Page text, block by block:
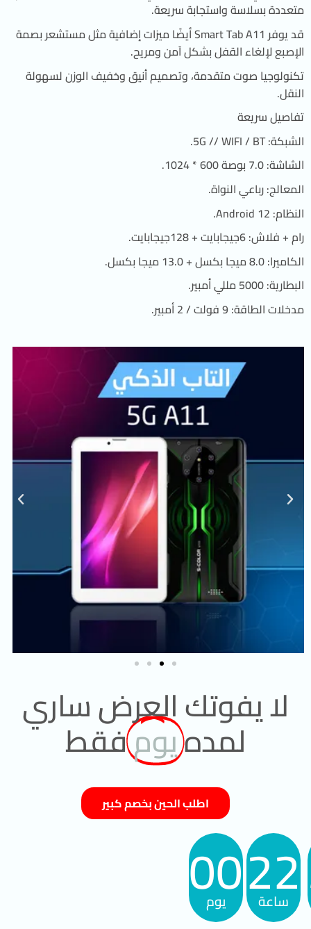
متعددة بسلاسة واستجابة سريعة.
قد يوفر Smart Tab A11 أيضًا ميزات إضافية مثل مستشعر بصمة
الإصبع لإلغاء القفل بشكل آمن ومريح.
تكنولوجيا صوت متقدمة، وتصميم أنيق وخفيف الوزن لسهولة
النقل.
تفاصيل سريعة
الشبكة: 5G // WIFI / BT.
الشاشة: 7.0 بوصة 600 * 1024.
المعالج: رباعي النواة.
النظام: Android 12.
رام + فلاش: 6جيجابايت + 128جيجابايت.
الكاميرا: 8.0 ميجا بكسل + 13.0 ميجا بكسل.
البطارية: 5000 مللي أمبير.
مدخلات الطاقة: 9 فولت / 2 أمبير.
لا يفوتك العرض ساري
لمدهيومفقط
اطلب الحين بخصم كبير
00
يوم 22
ساعة